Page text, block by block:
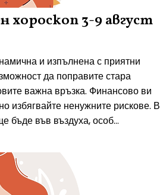
хороскоп 3-9 август
и изпълнена с приятни
да поправите стара
важна връзка. Финансово ви
избягвайте ненужните рискове. В
бъде във въздуха, особ...